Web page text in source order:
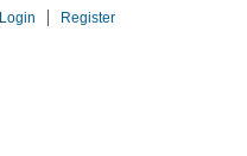
Login Register